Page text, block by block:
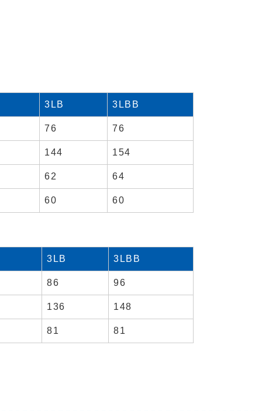
3LB 3LBB
76 76
144 154
62 64
60 60
3LB 3LBB
86 96
136 148
81 81